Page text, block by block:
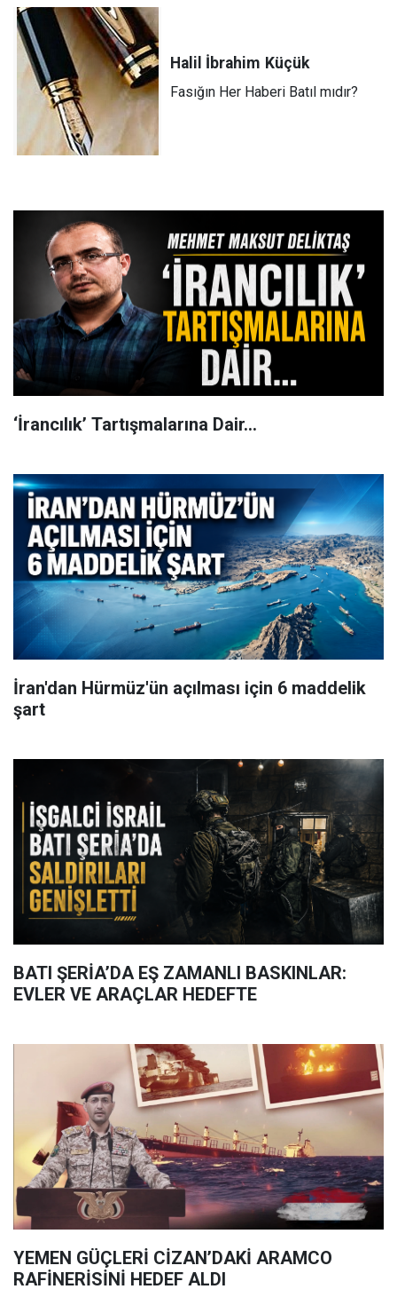
Halil İbrahim Küçük
Fasığın Her Haberi Batıl mıdır?
‘İrancılık’ Tartışmalarına Dair…
İran'dan Hürmüz'ün açılması için 6 maddelik
şart
BATI ŞERİA’DA EŞ ZAMANLI BASKINLAR:
EVLER VE ARAÇLAR HEDEFTE
YEMEN GÜÇLERİ CİZAN’DAKİ ARAMCO
RAFİNERİSİNİ HEDEF ALDI